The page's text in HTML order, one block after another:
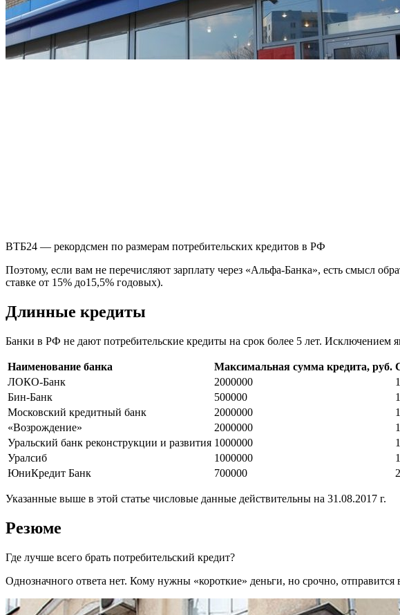
ВТБ24 — рекордсмен по размерам потребительских кредитов в РФ
Поэтому, если вам не перечисляют зарплату через «Альфа-Банка», есть смысл
ставке от 15% до15,5% годовых).
Длинные кредиты
Банки в РФ не дают потребительские кредиты на срок более 5 лет.
Наименование банка Максимальная сумма кредита, руб.
ЛОКО-Банк
2000000
Бин-Банк
500000
Московский кредитный банк
2000000
«Возрождение»
2000000
Уральский банк реконструкции и развития 1000000
Уралсиб
1000000
ЮниКредит Банк
700000
Указанные выше в этой статье числовые данные действительны на 31.08.2017 г.
Резюме
Где лучше всего брать потребительский кредит?
Однозначного ответа нет. Кому нужны «короткие» деньги, но срочно,